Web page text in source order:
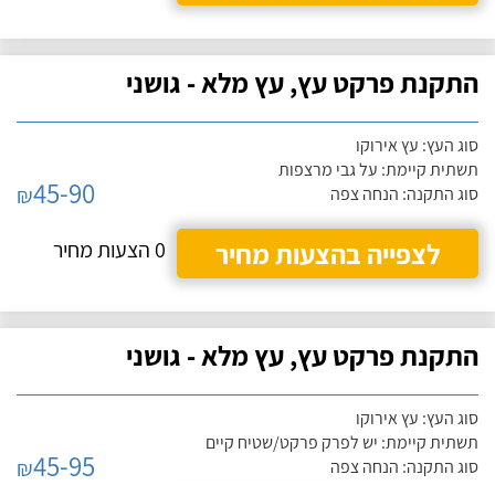
התקנת פרקט עץ, עץ מלא - גושני
סוג העץ: עץ אירוקו
תשתית קיימת: על גבי מרצפות
סוג התקנה: הנחה צפה
₪45-90
לצפייה בהצעות מחיר
0 הצעות מחיר
התקנת פרקט עץ, עץ מלא - גושני
סוג העץ: עץ אירוקו
תשתית קיימת: יש לפרק פרקט/שטיח קיים
סוג התקנה: הנחה צפה
₪45-95